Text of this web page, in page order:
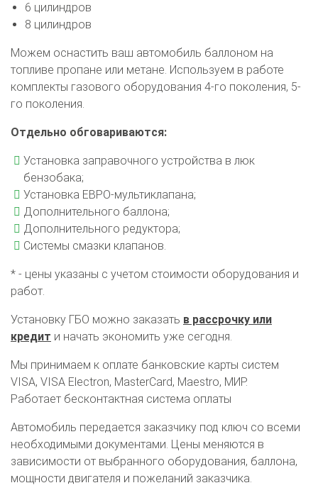
О автосервисе
Отзывы клиентов
Установка ГБО за 6 часов
6 цилиндров
8 цилиндров
Можем оснастить ваш автомобиль баллоном на
топливе пропане или метане. Используем в работе
комплекты газового оборудования 4-го поколения, 5-
го поколения.
Отдельно обговариваются:
Установка заправочного устройства в люк
бензобака;
Установка ЕВРО-мультиклапана;
Дополнительного баллона;
Дополнительного редуктора;
Системы смазки клапанов.
* - цены указаны с учетом стоимости оборудования и
работ.
Установку ГБО можно заказать в рассрочку или
кредит и начать экономить уже сегодня.
Мы принимаем к оплате банковские карты систем
VISA, VISA Electron, MasterCard, Maestro, МИР.
Работает бесконтактная система оплаты
Автомобиль передается заказчику под ключ со всеми
необходимыми документами. Цены меняются в
зависимости от выбранного оборудования, баллона,
мощности двигателя и пожеланий заказчика.